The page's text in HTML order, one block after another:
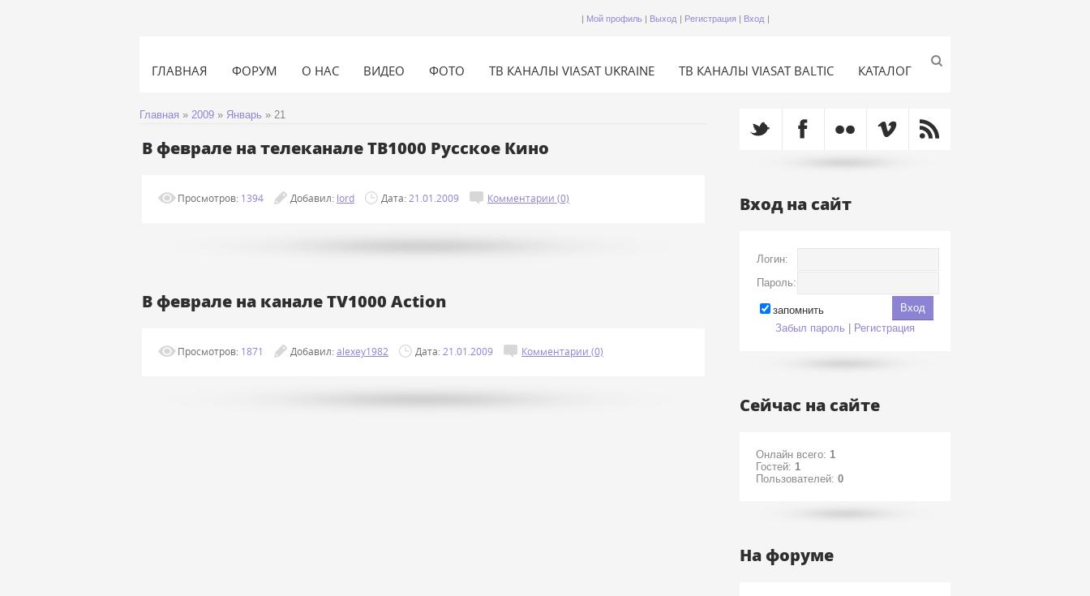
| Мой профиль | Выход | Регистрация | Вход |
ГЛАВНАЯ ФОРУМ О НАС ВИДЕО ФОТО ТВ КАНАЛЫ VIASAT UKRAINE ТВ КАНАЛЫ VIASAT BALTIC КАТАЛОГ
Главная » 2009 » Январь » 21
В феврале на телеканале ТВ1000 Русское Кино
Просмотров: 1394 Добавил: lord Дата: 21.01.2009 Комментарии (0)
В феврале на канале TV1000 Action
Просмотров: 1871 Добавил: alexey1982 Дата: 21.01.2009 Комментарии (0)
Вход на сайт
Логин:
Пароль:
запомнить
Забыл пароль
Регистрация
Сейчас на сайте
Онлайн всего: 1
Гостей: 1
Пользователей: 0
На форуме